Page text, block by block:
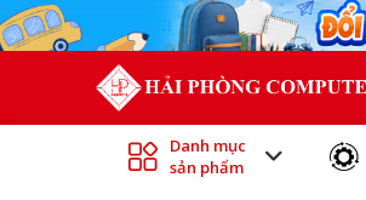
Danh mục
sản phẩm